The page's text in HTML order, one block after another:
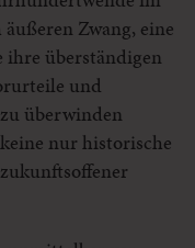
Zwang, eine
ihre überständigen
und
überwinden
nur historische